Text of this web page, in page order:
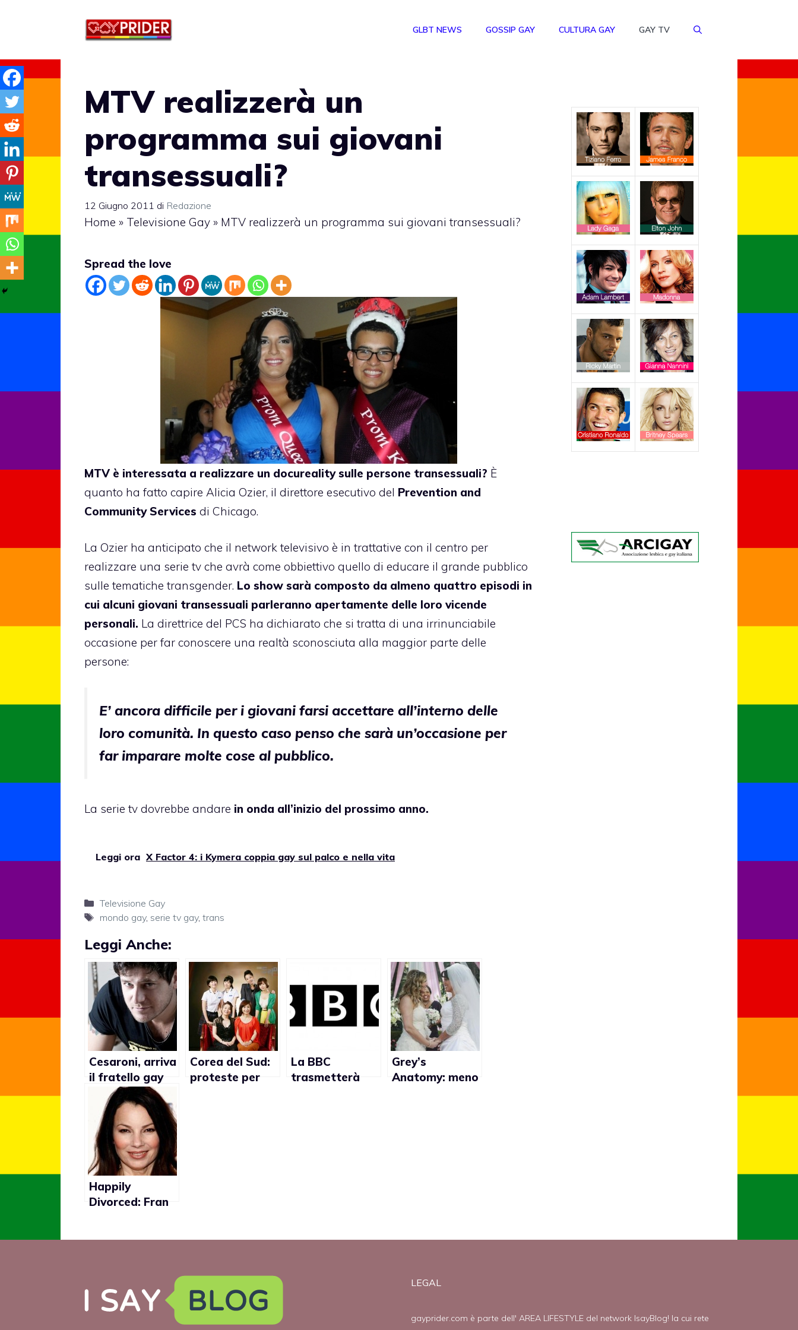
GLBT NEWS GOSSIP GAY CULTURA GAY GAY TV
MTV realizzerà un
programma sui giovani
transessuali?
12 Giugno 2011 di Redazione
Home » Televisione Gay » MTV realizzerà un programma sui giovani transessuali?
Spread the love
MTV è interessata a realizzare un docureality sulle persone transessuali? È
quanto ha fatto capire Alicia Ozier, il direttore esecutivo del Prevention and
Community Services di Chicago.
La Ozier ha anticipato che il network televisivo è in trattative con il centro per
realizzare una serie tv che avrà come obbiettivo quello di educare il grande pubblico
sulle tematiche transgender. Lo show sarà composto da almeno quattro episodi in
cui alcuni giovani transessuali parleranno apertamente delle loro vicende
personali. La direttrice del PCS ha dichiarato che si tratta di una irrinunciabile
occasione per far conoscere una realtà sconosciuta alla maggior parte delle
persone:
E’ ancora difficile per i giovani farsi accettare all’interno delle
loro comunità. In questo caso penso che sarà un’occasione per
far imparare molte cose al pubblico.
La serie tv dovrebbe andare in onda all’inizio del prossimo anno.
Leggi ora X Factor 4: i Kymera coppia gay sul palco e nella vita
Categorie
Televisione Gay
Tag
mondo gay, serie tv gay, trans
Leggi Anche:
Cesaroni, arriva
il fratello gay
Corea del Sud:
proteste per
La BBC
trasmetterà
Grey’s
Anatomy: meno
Happily
Divorced: Fran
LEGAL
gayprider.com è parte dell' AREA LIFESTYLE del network IsayBlog! la cui rete